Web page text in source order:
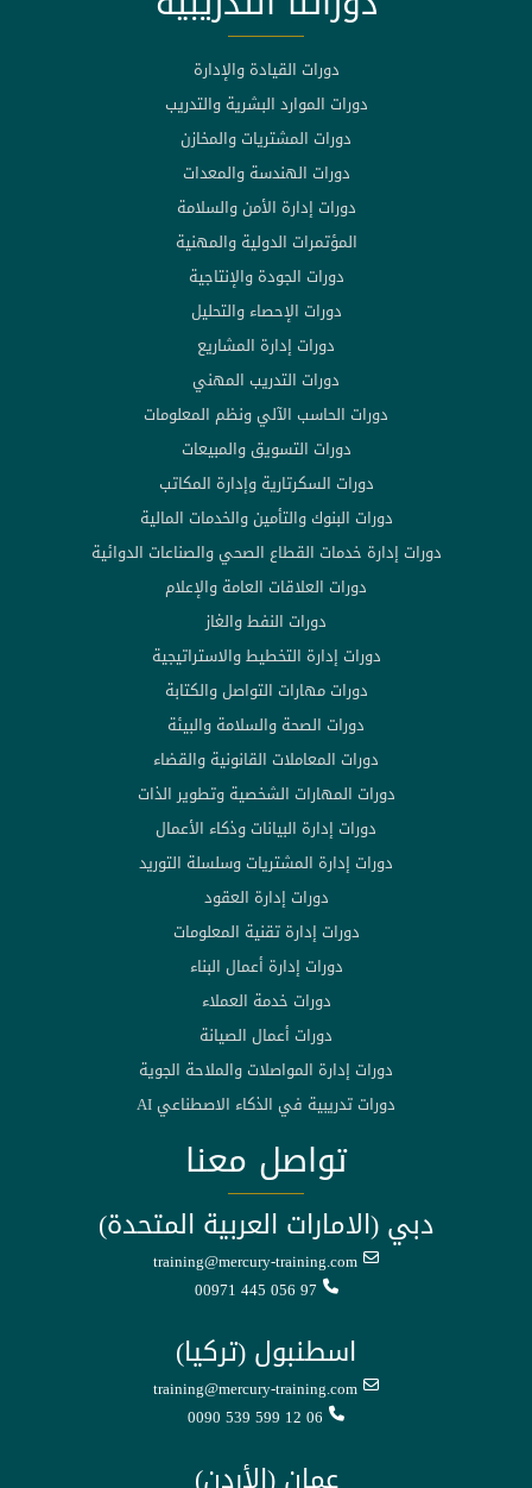
دورات القيادة والإدارة
دورات الموارد البشرية والتدريب
دورات المشتريات والمخازن
دورات الهندسة والمعدات
دورات إدارة الأمن والسلامة
المؤتمرات الدولية والمهنية
دورات الجودة والإنتاجية
دورات الإحصاء والتحليل
دورات إدارة المشاريع
دورات التدريب المهني
دورات الحاسب الآلي ونظم المعلومات
دورات التسويق والمبيعات
دورات السكرتارية وإدارة المكاتب
دورات البنوك والتأمين والخدمات المالية
دورات إدارة خدمات القطاع الصحي والصناعات الدوائية
دورات العلاقات العامة والإعلام
دورات النفط والغاز
دورات إدارة التخطيط والاستراتيجية
دورات مهارات التواصل والكتابة
دورات الصحة والسلامة والبيئة
دورات المعاملات القانونية والقضاء
دورات المهارات الشخصية وتطوير الذات
دورات إدارة البيانات وذكاء الأعمال
دورات إدارة المشتريات وسلسلة التوريد
دورات إدارة العقود
دورات إدارة تقنية المعلومات
دورات إدارة أعمال البناء
دورات خدمة العملاء
دورات أعمال الصيانة
دورات إدارة المواصلات والملاحة الجوية
دورات تدريبية في الذكاء الاصطناعي AI
تواصل معنا
دبي (الامارات العربية المتحدة)
training@mercury-training.com
00971 445 056 97
اسطنبول (تركيا)
training@mercury-training.com
0090 539 599 12 06